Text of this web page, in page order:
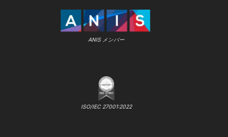
ANIS メンバー
ISO/IEC 27001:2022